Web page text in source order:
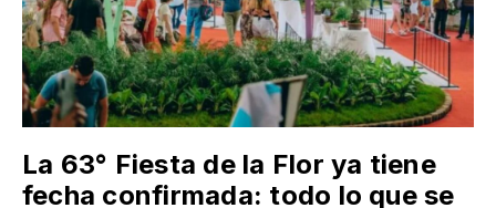
La 63° Fiesta de la Flor ya tiene
fecha confirmada: todo lo que se